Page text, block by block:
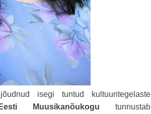
isegi tuntud kultuuritegelaste
Eesti Muusikanõukogu tunnustab